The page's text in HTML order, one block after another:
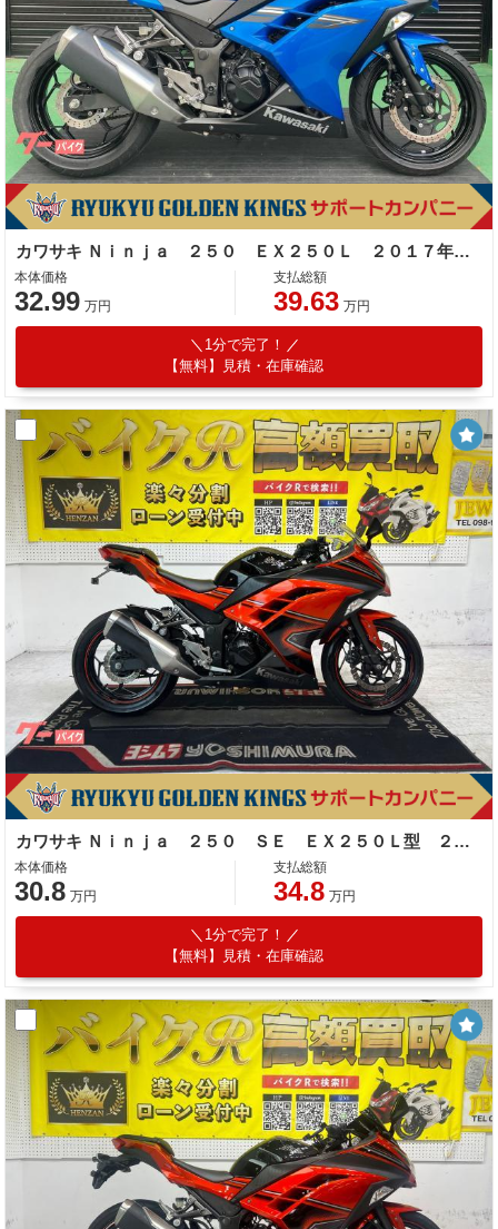
カワサキ Ｎｉｎｊａ ２５０ ＥＸ２５０Ｌ ２０１７年モデル キャンディープラズマブルー
本体価格
32.99 万円
支払総額
39.63 万円
1分で完了！
【無料】見積・在庫確認
カワサキ Ｎｉｎｊａ ２５０ ＳＥ ＥＸ２５０Ｌ型 ２０１４年モデル ＥＴＣ 社外マルチバー フェンダーレス ＵＳＢポート
本体価格
30.8 万円
支払総額
34.8 万円
1分で完了！
【無料】見積・在庫確認